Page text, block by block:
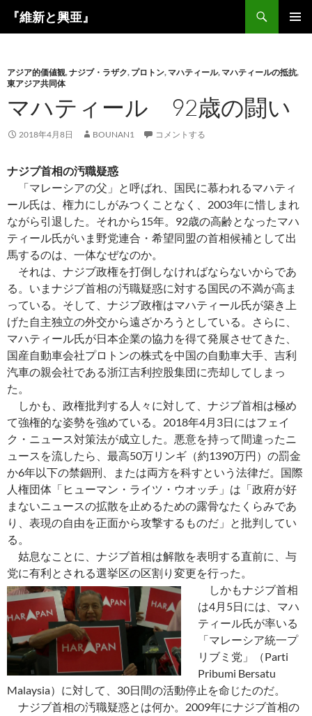
ツ
へ
ス
ッ
『維新と興亜』
アジア的価値観,ナジブ・ラザク, プロトン, マハティール, マハティールの抵抗,
東アジア共同体
マハティール 92歳の闘い
2018年4月8日 BOUNAN1 コメントする
ナジブ首相の汚職疑惑
「マレーシアの父」と呼ばれ、国民に慕われるマハティ
ール氏は、権力にしがみつくことなく、2003年に惜しまれ
ながら引退した。それから15年。92歳の高齢となったマハ
ティール氏がいま野党連合・希望同盟の首相候補として出
馬するのは、一体なぜなのか。
それは、ナジブ政権を打倒しなければならないからであ
る。いまナジブ首相の汚職疑惑に対する国民の不満が高ま
っている。そして、ナジブ政権はマハティール氏が築き上
げた自主独立の外交から遠ざかろうとしている。さらに、
マハティール氏が日本企業の協力を得て発展させてきた、
国産自動車会社プロトンの株式を中国の自動車大手、吉利
汽車の親会社である浙江吉利控股集団に売却してしまっ
た。
しかも、政権批判する人々に対して、ナジブ首相は極め
て強権的な姿勢を強めている。2018年4月3日にはフェイ
ク・ニュース対策法が成立した。悪意を持って間違ったニ
ュースを流したら、最高50万リンギ（約1390万円）の罰金
か6年以下の禁錮刑、または両方を科すという法律だ。国際
人権団体「ヒューマン・ライツ・ウオッチ」は「政府が好
まないニュースの拡散を止めるための露骨なたくらみであ
り、表現の自由を正面から攻撃するものだ」と批判してい
る。
姑息なことに、ナジブ首相は解散を表明する直前に、与
党に有利とされる選挙区の区割り変更を行った。
しかもナジブ首相
は4月5日には、マハ
ティール氏が率いる
「マレーシア統一プ
リブミ党」（Parti
Pribumi Bersatu
Malaysia）に対して、30日間の活動停止を命じたのだ。
ナジブ首相の汚職疑惑とは何か。2009年にナジブ首相の